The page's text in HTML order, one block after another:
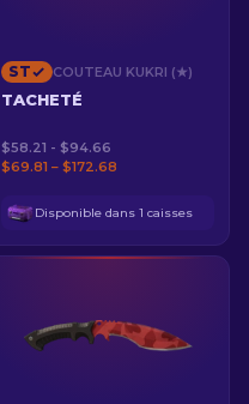
ST COUTEAU KUKRI (★)
TACHETÉ
$58.21 - $94.66
$69.81 – $172.68
Disponible dans 1 caisses